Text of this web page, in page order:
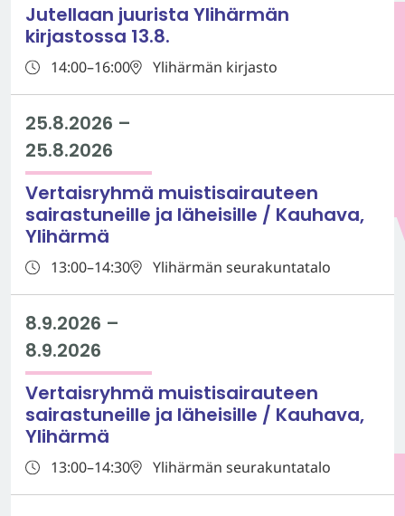
Jutellaan juurista Ylihärmän
kirjastossa 13.8.
14:00–16:00 Ylihärmän kirjasto
25.8.2026 –
25.8.2026
Vertaisryhmä muistisairauteen
sairastuneille ja läheisille / Kauhava,
Ylihärmä
13:00–14:30 Ylihärmän seurakuntatalo
8.9.2026 –
8.9.2026
Vertaisryhmä muistisairauteen
sairastuneille ja läheisille / Kauhava,
Ylihärmä
13:00–14:30 Ylihärmän seurakuntatalo